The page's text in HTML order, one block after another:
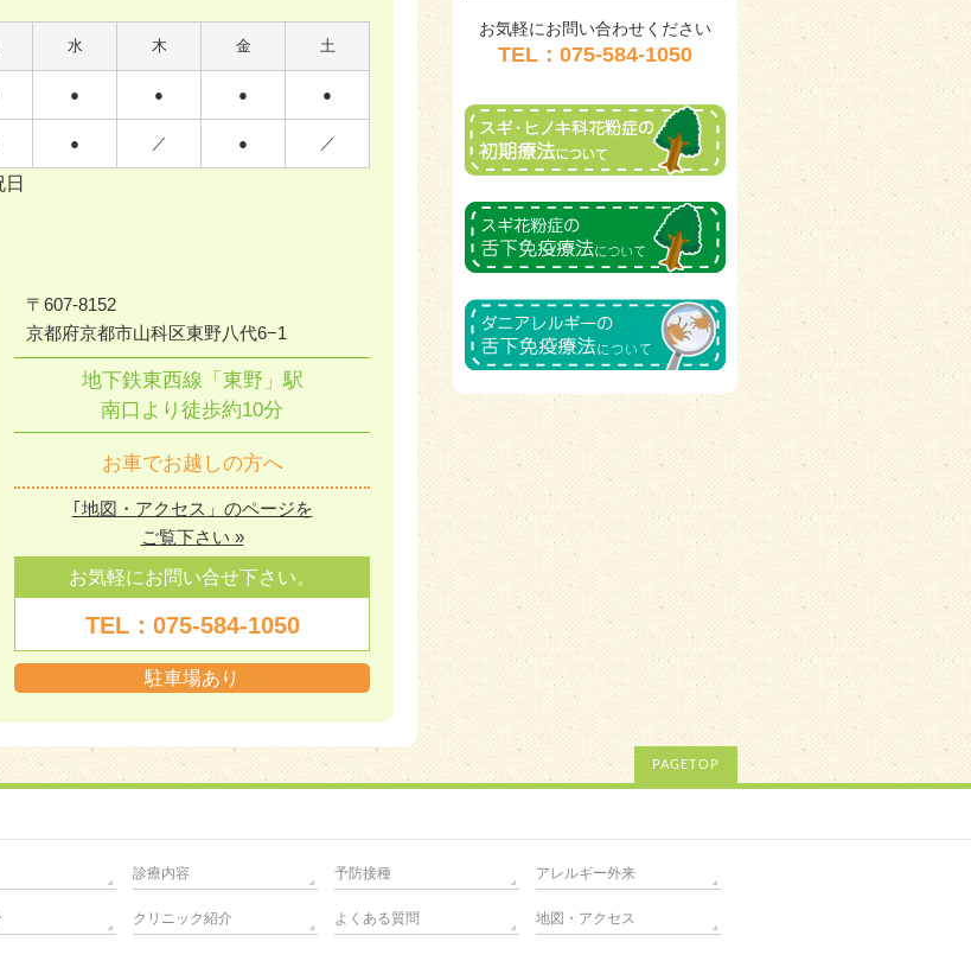
水 木 金 土
● ● ● ●
● ／ ● ／
〒607-8152
京都府京都市山科区東野八代6−1
地下鉄東西線「東野」駅
南口より徒歩約10分
お車でお越しの方へ
｢地図・アクセス」のページを
ご覧下さい »
お気軽にお問い合せ下さい。
TEL：075-584-1050
駐車場あり
お気軽にお問い合わせください
TEL：075-584-1050
PAGETOP
診療内容 予防接種 アレルギー外来
クリニック紹介 よくある質問 地図・アクセス